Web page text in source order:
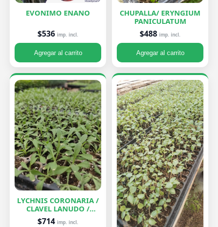
EVONIMO ENANO
$536 imp. incl.
Agregar al carrito
CHUPALLA/ ERYNGIUM
PANICULATUM
$488 imp. incl.
Agregar al carrito
LYCHNIS CORONARIA /
CLAVEL LANUDO /
ABUELA
$714 imp. incl.